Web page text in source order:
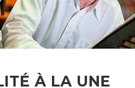
À LA UNE